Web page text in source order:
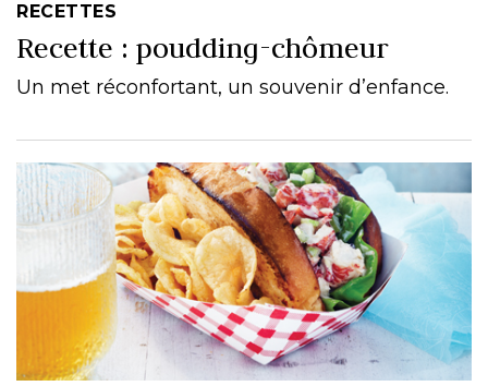
RECETTES
Recette : poudding-chômeur
Un met réconfortant, un souvenir d’enfance.